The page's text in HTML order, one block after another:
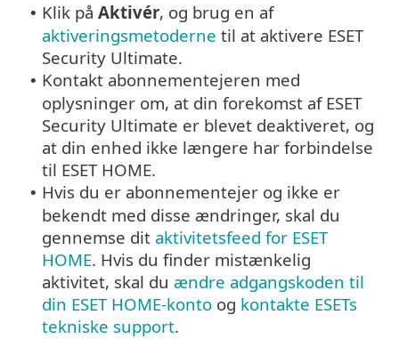
• Klik på Aktivér, og brug en af
aktiveringsmetoderne til at aktivere ESET
Security Ultimate.
• Kontakt abonnementejeren med
oplysninger om, at din forekomst af ESET
Security Ultimate er blevet deaktiveret, og
at din enhed ikke længere har forbindelse
til ESET HOME.
• Hvis du er abonnementejer og ikke er
bekendt med disse ændringer, skal du
gennemse dit aktivitetsfeed for ESET
HOME. Hvis du finder mistænkelig
aktivitet, skal du ændre adgangskoden til
din ESET HOME-konto og kontakte ESETs
tekniske support.